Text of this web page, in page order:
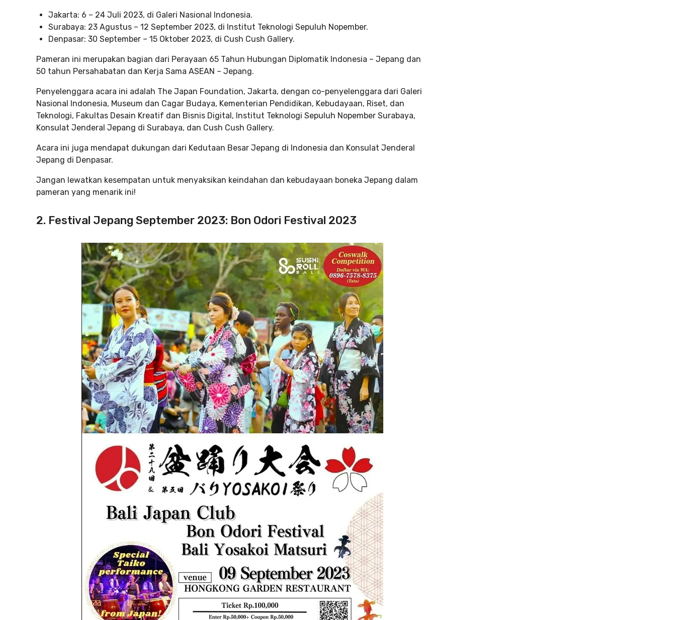
Jakarta: 6 – 24 Juli 2023, di Galeri Nasional Indonesia.
Surabaya: 23 Agustus – 12 September 2023, di Institut Teknologi Sepuluh Nopember.
Denpasar: 30 September – 15 Oktober 2023, di Cush Cush Gallery.
Pameran ini merupakan bagian dari Perayaan 65 Tahun Hubungan Diplomatik Indonesia – Jepang dan
50 tahun Persahabatan dan Kerja Sama ASEAN – Jepang.
Penyelenggara acara ini adalah The Japan Foundation, Jakarta, dengan co-penyelenggara dari Galeri
Nasional Indonesia, Museum dan Cagar Budaya, Kementerian Pendidikan, Kebudayaan, Riset, dan
Teknologi, Fakultas Desain Kreatif dan Bisnis Digital, Institut Teknologi Sepuluh Nopember Surabaya,
Konsulat Jenderal Jepang di Surabaya, dan Cush Cush Gallery.
Acara ini juga mendapat dukungan dari Kedutaan Besar Jepang di Indonesia dan Konsulat Jenderal
Jepang di Denpasar.
Jangan lewatkan kesempatan untuk menyaksikan keindahan dan kebudayaan boneka Jepang dalam
pameran yang menarik ini!
2. Festival Jepang September 2023: Bon Odori Festival 2023